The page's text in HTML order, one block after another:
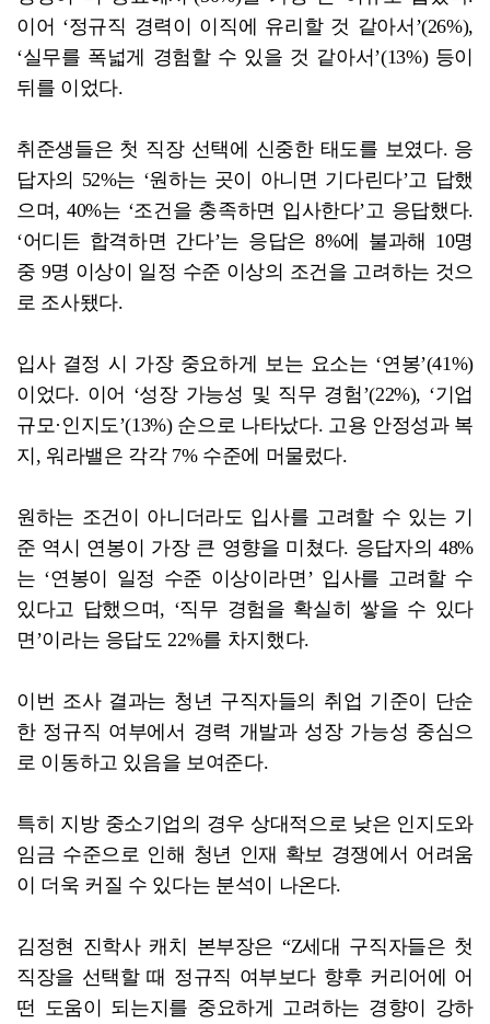
이어 ‘정규직 경력이 이직에 유리할 것 같아서’(26%),
‘실무를 폭넓게 경험할 수 있을 것 같아서’(13%) 등이
뒤를 이었다.
취준생들은 첫 직장 선택에 신중한 태도를 보였다. 응
답자의 52%는 ‘원하는 곳이 아니면 기다린다’고 답했
으며, 40%는 ‘조건을 충족하면 입사한다’고 응답했다.
‘어디든 합격하면 간다’는 응답은 8%에 불과해 10명
중 9명 이상이 일정 수준 이상의 조건을 고려하는 것으
로 조사됐다.
입사 결정 시 가장 중요하게 보는 요소는 ‘연봉’(41%)
이었다. 이어 ‘성장 가능성 및 직무 경험’(22%), ‘기업
규모·인지도’(13%) 순으로 나타났다. 고용 안정성과 복
지, 워라밸은 각각 7% 수준에 머물렀다.
원하는 조건이 아니더라도 입사를 고려할 수 있는 기
준 역시 연봉이 가장 큰 영향을 미쳤다. 응답자의 48%
는 ‘연봉이 일정 수준 이상이라면’ 입사를 고려할 수
있다고 답했으며, ‘직무 경험을 확실히 쌓을 수 있다
면’이라는 응답도 22%를 차지했다.
이번 조사 결과는 청년 구직자들의 취업 기준이 단순
한 정규직 여부에서 경력 개발과 성장 가능성 중심으
로 이동하고 있음을 보여준다.
특히 지방 중소기업의 경우 상대적으로 낮은 인지도와
임금 수준으로 인해 청년 인재 확보 경쟁에서 어려움
이 더욱 커질 수 있다는 분석이 나온다.
김정현 진학사 캐치 본부장은 “Z세대 구직자들은 첫
직장을 선택할 때 정규직 여부보다 향후 커리어에 어
떤 도움이 되는지를 중요하게 고려하는 경향이 강하